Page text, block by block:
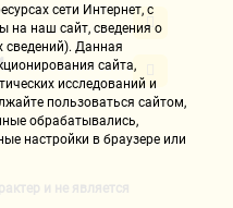
и не является
сети Интернет, с
на наш сайт, сведения о
сведений). Данная
сайта,
исследований и
пользоваться сайтом,
обрабатывались,
настройки в браузере или